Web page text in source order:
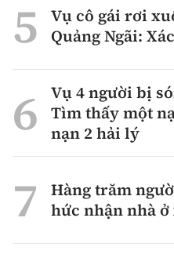
Vụ cô gái rơi
Quảng Ngãi:
Vụ 4 người bị
Tìm thấy một
nạn 2 hải lý
Hàng trăm
hức nhận nhà ở